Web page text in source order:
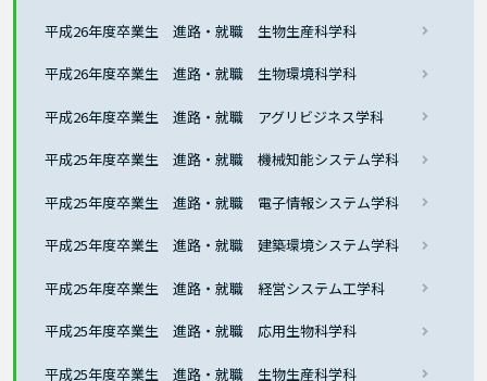
平成26年度卒業生 進路・就職 生物生産科学科
平成26年度卒業生 進路・就職 生物環境科学科
平成26年度卒業生 進路・就職 アグリビジネス学科
平成25年度卒業生 進路・就職 機械知能システム学科
平成25年度卒業生 進路・就職 電子情報システム学科
平成25年度卒業生 進路・就職 建築環境システム学科
平成25年度卒業生 進路・就職 経営システム工学科
平成25年度卒業生 進路・就職 応用生物科学科
平成25年度卒業生 進路・就職 生物生産科学科